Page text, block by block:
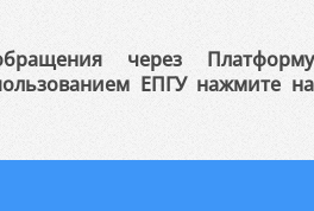
через Платформу
ЕПГУ нажмите на